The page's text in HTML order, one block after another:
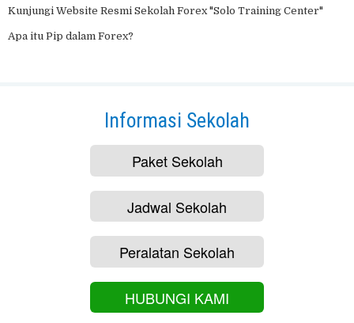
Kunjungi Website Resmi Sekolah Forex "Solo Training Center"
Apa itu Pip dalam Forex?
Informasi Sekolah
Paket Sekolah
Jadwal Sekolah
Peralatan Sekolah
HUBUNGI KAMI